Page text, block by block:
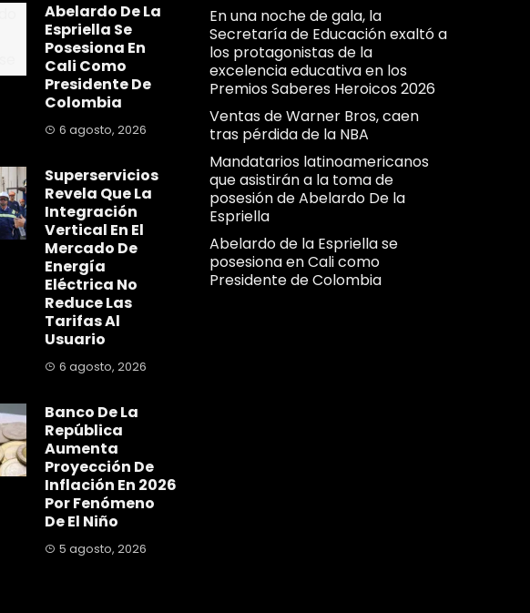
Abelardo De La
Espriella Se
Posesiona En
Cali Como
Presidente De
Colombia
6 agosto, 2026
Superservicios
Revela Que La
Integración
Vertical En El
Mercado De
Energía
Eléctrica No
Reduce Las
Tarifas Al
Usuario
6 agosto, 2026
Banco De La
República
Aumenta
Proyección De
Inflación En 2026
Por Fenómeno
De El Niño
5 agosto, 2026
En una noche de gala, la
Secretaría de Educación exaltó a
los protagonistas de la
excelencia educativa en los
Premios Saberes Heroicos 2026
Ventas de Warner Bros, caen
tras pérdida de la NBA
Mandatarios latinoamericanos
que asistirán a la toma de
posesión de Abelardo De la
Espriella
Abelardo de la Espriella se
posesiona en Cali como
Presidente de Colombia